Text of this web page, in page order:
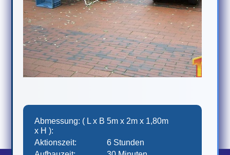
Abmessung: ( L x B
x H ):
5m x 2m x 1,80m
Aktionszeit:
6 Stunden